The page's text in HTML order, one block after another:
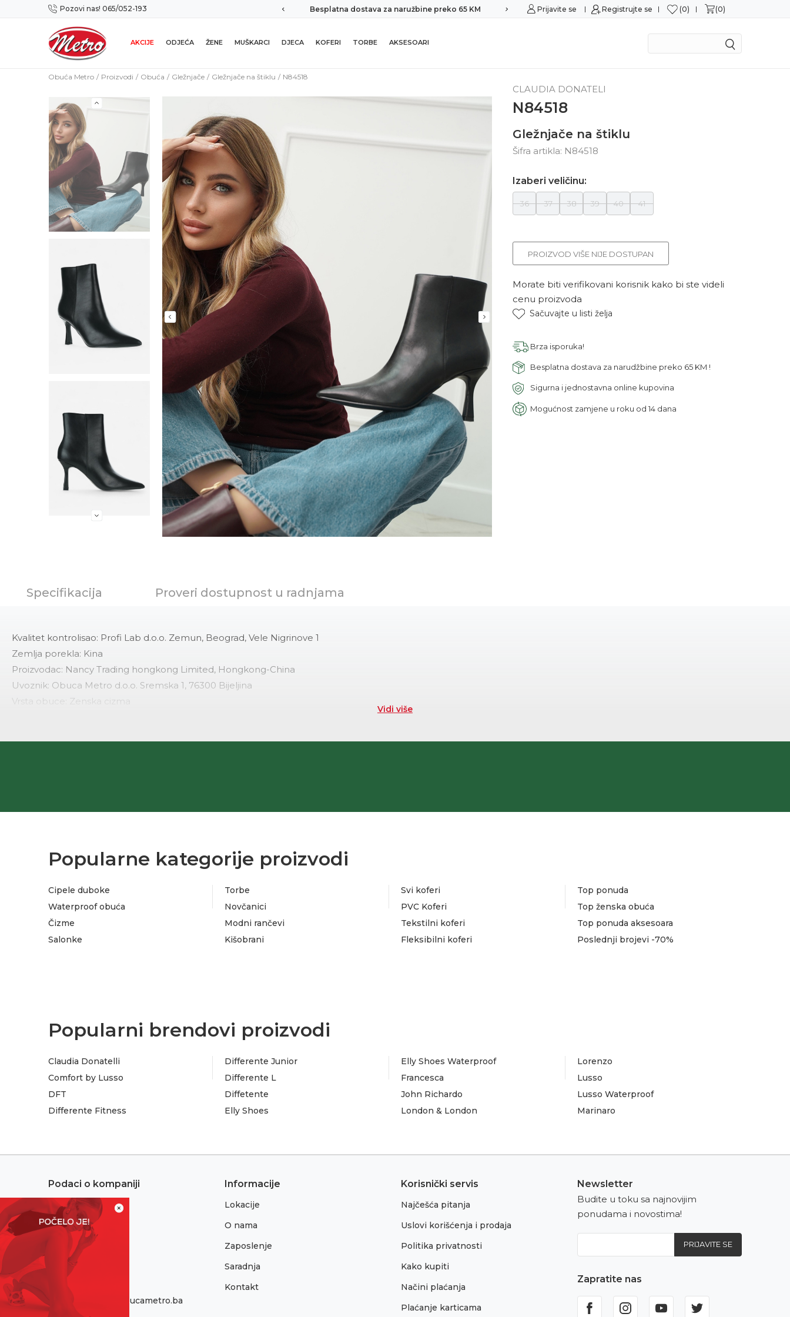
Pozovi nas! 065/052-193
Preuzmi NOVU Metro mobilnu aplikaciju! Besplatna dostava za naružbine preko 65 KM Sigurna kupovina
Prijavite se Registrujte se 0 0
AKCIJE ODJEĆA ŽENE MUŠKARCI DJECA KOFERI TORBE AKSESOARI
×
Obuća Metro Proizvodi Obuća Gležnjače Gležnjače na štiklu N84518
CLAUDIA DONATELI
N84518
Gležnjače na štiklu
Šifra artikla: N84518
Izaberi veličinu:
36 37 38 39 40 41
PROIZVOD VIŠE NIJE DOSTUPAN
Morate biti verifikovani korisnik kako bi ste videli
cenu proizvoda
Sačuvajte u listi želja
Brza isporuka!
Besplatna dostava za narudžbine preko 65 KM !
Sigurna i jednostavna online kupovina
Mogućnost zamjene u roku od 14 dana
Specifikacija Proveri dostupnost u radnjama
Kvalitet kontrolisao: Profi Lab d.o.o. Zemun, Beograd, Vele Nigrinove 1
Zemlja porekla: Kina
Proizvodac: Nancy Trading hongkong Limited, Hongkong-China
Uvoznik: Obuca Metro d.o.o. Sremska 1, 76300 Bijeljina
Vrsta obuce: Zenska cizma
Velicine: 36-41
Godina JCI: Jci -1620/14.08.2025. SRPS-n G.B1.035
Vidi više
Popularne kategorije proizvodi
Cipele duboke
Waterproof obuća
Čizme
Salonke
Torbe
Novčanici
Modni rančevi
Kišobrani
Svi koferi
PVC Koferi
Tekstilni koferi
Fleksibilni koferi
Top ponuda
Top ženska obuća
Top ponuda aksesoara
Poslednji brojevi -70%
Popularni brendovi proizvodi
Claudia Donatelli
Comfort by Lusso
DFT
Differente Fitness
Differente Junior
Differente L
Diffetente
Elly Shoes
Elly Shoes Waterproof
Francesca
John Richardo
London & London
Lorenzo
Lusso
Lusso Waterproof
Marinaro
Podaci o kompaniji
Adresa:
Sremska 1
76300 Bijeljina
Telefon:
065/052-193
Email:
onlinepodrska@obucametro.ba
Informacije
Lokacije
O nama
Zaposlenje
Saradnja
Kontakt
Korisnički servis
Najčešća pitanja
Uslovi korišćenja i prodaja
Politika privatnosti
Kako kupiti
Načini plaćanja
Plaćanje karticama
Newsletter
Budite u toku sa najnovijim
ponudama i novostima!
PRIJAVITE SE
Zapratite nas